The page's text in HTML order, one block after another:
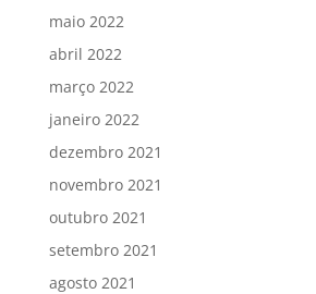
maio 2022
abril 2022
março 2022
janeiro 2022
dezembro 2021
novembro 2021
outubro 2021
setembro 2021
agosto 2021